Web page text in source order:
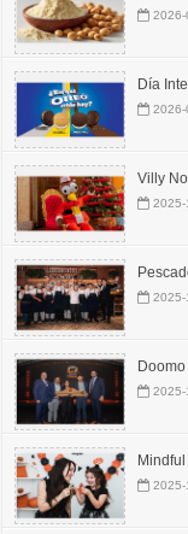
2026-
Día
2026-
Villy
2025-
2025-
Doomo
2025-
Mindful
2025-